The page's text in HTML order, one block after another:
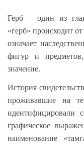
Герб – один из
«герб» происходит
означает
фигур и
значение.
История
проживавшие на
идентифицировали
графическое
наименование